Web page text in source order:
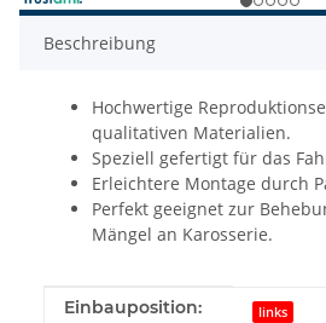
Beschreibung
Hochwertige
qualitativen Materialien.
Speziell gefertigt für das
Erleichtere Montage durch
Perfekt geeignet zur
Mängel an Karosserie.
Produkteigenschaft
Wert
Einbauposition: links